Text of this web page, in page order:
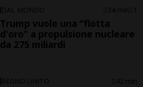
DAL MONDO 34 min 1
Trump vuole una “flotta
d'oro” a propulsione nucleare
da 275 miliardi
REGNO UNITO 42 min